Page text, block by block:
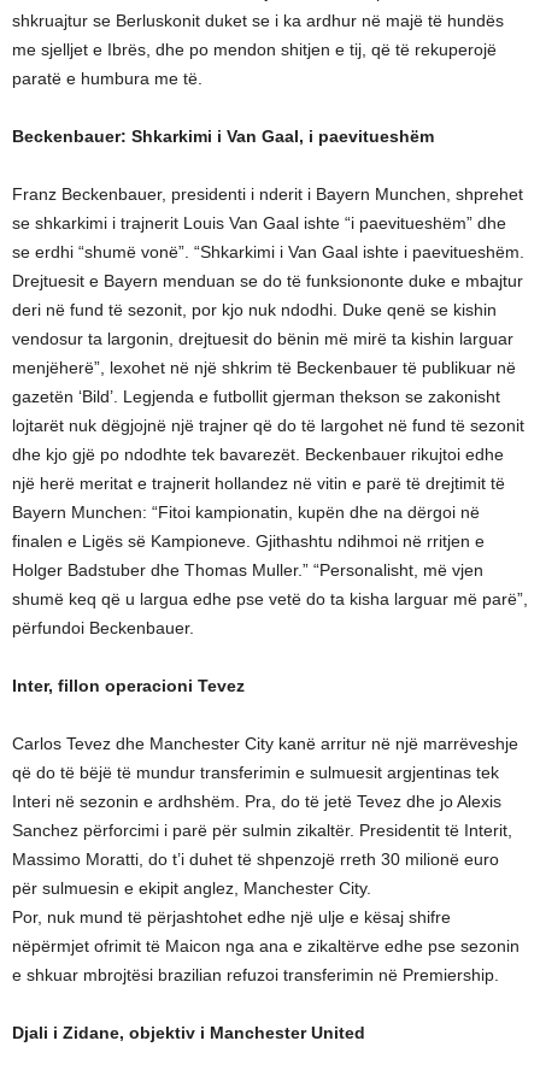
shkruajtur se Berluskonit duket se i ka ardhur në majë të hundës
me sjelljet e Ibrës, dhe po mendon shitjen e tij, që të rekuperojë
paratë e humbura me të.
Beckenbauer: Shkarkimi i Van Gaal, i paevitueshëm
Franz Beckenbauer, presidenti i nderit i Bayern Munchen, shprehet
se shkarkimi i trajnerit Louis Van Gaal ishte “i paevitueshëm” dhe
se erdhi “shumë vonë”. “Shkarkimi i Van Gaal ishte i paevitueshëm.
Drejtuesit e Bayern menduan se do të funksiononte duke e mbajtur
deri në fund të sezonit, por kjo nuk ndodhi. Duke qenë se kishin
vendosur ta largonin, drejtuesit do bënin më mirë ta kishin larguar
menjëherë”, lexohet në një shkrim të Beckenbauer të publikuar në
gazetën ‘Bild’. Legjenda e futbollit gjerman thekson se zakonisht
lojtarët nuk dëgjojnë një trajner që do të largohet në fund të sezonit
dhe kjo gjë po ndodhte tek bavarezët. Beckenbauer rikujtoi edhe
një herë meritat e trajnerit hollandez në vitin e parë të drejtimit të
Bayern Munchen: “Fitoi kampionatin, kupën dhe na dërgoi në
finalen e Ligës së Kampioneve. Gjithashtu ndihmoi në rritjen e
Holger Badstuber dhe Thomas Muller.” “Personalisht, më vjen
shumë keq që u largua edhe pse vetë do ta kisha larguar më parë”,
përfundoi Beckenbauer.
Inter, fillon operacioni Tevez
Carlos Tevez dhe Manchester City kanë arritur në një marrëveshje
që do të bëjë të mundur transferimin e sulmuesit argjentinas tek
Interi në sezonin e ardhshëm. Pra, do të jetë Tevez dhe jo Alexis
Sanchez përforcimi i parë për sulmin zikaltër. Presidentit të Interit,
Massimo Moratti, do t’i duhet të shpenzojë rreth 30 milionë euro
për sulmuesin e ekipit anglez, Manchester City.
Por, nuk mund të përjashtohet edhe një ulje e kësaj shifre
nëpërmjet ofrimit të Maicon nga ana e zikaltërve edhe pse sezonin
e shkuar mbrojtësi brazilian refuzoi transferimin në Premiership.
Djali i Zidane, objektiv i Manchester United